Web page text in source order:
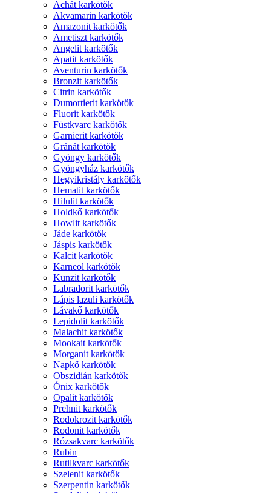
Achát karkötők
Akvamarin karkötők
Amazonit karkötők
Ametiszt karkötők
Angelit karkötők
Apatit karkötők
Aventurin karkötők
Bronzit karkötők
Citrin karkötők
Dumortierit karkötők
Fluorit karkötők
Füstkvarc karkötők
Garnierit karkötők
Gránát karkötők
Gyöngy karkötők
Gyöngyház karkötők
Hegyikristály karkötők
Hematit karkötők
Hilulit karkötők
Holdkő karkötők
Howlit karkötők
Jáde karkötők
Jáspis karkötők
Kalcit karkötők
Karneol karkötők
Kunzit karkötők
Labradorit karkötők
Lápis lazuli karkötők
Lávakő karkötők
Lepidolit karkötők
Malachit karkötők
Mookait karkötők
Morganit karkötők
Napkő karkötők
Obszidián karkötők
Ónix karkötők
Opalit karkötők
Prehnit karkötők
Rodokrozit karkötők
Rodonit karkötők
Rózsakvarc karkötők
Rubin
Rutilkvarc karkötők
Szelenit karkötők
Szerpentin karkötők